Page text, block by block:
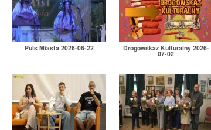
Puls Miasta 2026-06-22 Drogowskaz Kulturalny 2026-
07-02